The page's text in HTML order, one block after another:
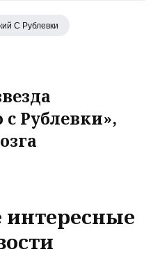
С Рублевки
Рублевки»,
интересные